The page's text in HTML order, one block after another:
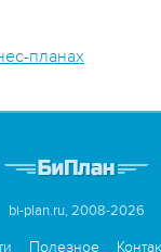
планах
bi-plan.ru, 2008-2026
Полезное